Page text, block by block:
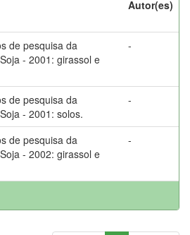
Autor(es)
de pesquisa da
- 2001: girassol e
-
de pesquisa da
- 2001: solos.
-
de pesquisa da
- 2002: girassol e
-